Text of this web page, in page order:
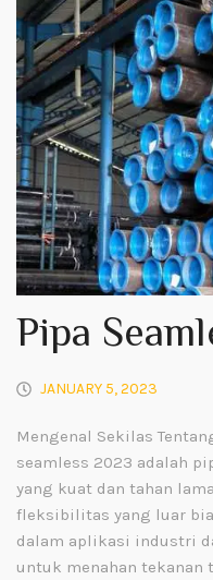
Pipa
JANUARY 5, 2023
Mengenal Sekilas
seamless 2023 adalah
yang kuat dan tahan
fleksibilitas yang luar
dalam aplikasi industri
untuk menahan tekanan